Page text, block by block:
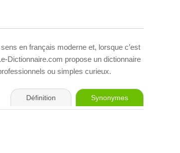
en français moderne et, lorsque c’est
Dictionnaire.com propose un dictionnaire
ou simples curieux.
Définition Synonymes